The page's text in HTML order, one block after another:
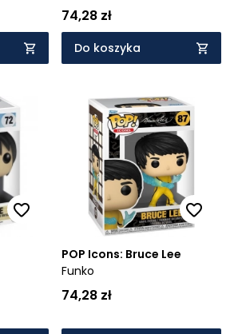
74,28 zł
Do koszyka
POP Icons: Bruce Lee
Funko
74,28 zł